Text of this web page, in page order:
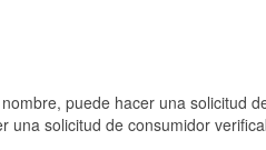
puede hacer una solicitud
solicitud de consumidor